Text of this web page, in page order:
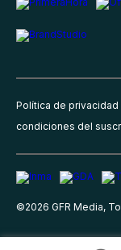
Política de privacidad
condiciones del
©2026 GFR Media,